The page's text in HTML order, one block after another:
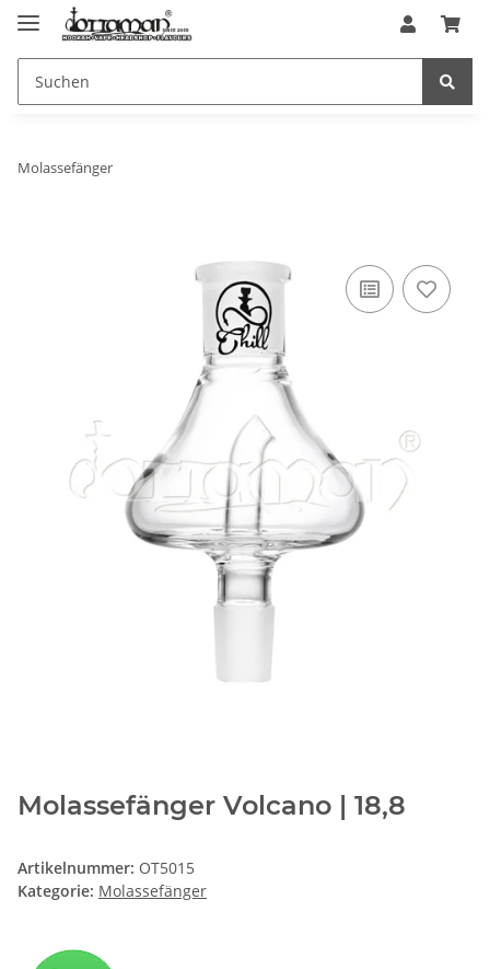
Molassefänger
Molassefänger Volcano | 18,8
Artikelnummer: OT5015
Kategorie: Molassefänger